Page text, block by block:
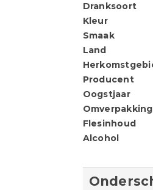
Dranksoort
Kleur
Smaak
Land
Producent
Oogstjaar
Omverpakking
Flesinhoud
Alcohol